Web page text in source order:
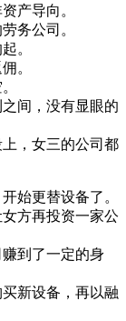
产导向。
务公司。
。
。
间，没有显眼的
，女三的公司都
始更替设备了。
方再投资一家公
到了一定的身
新设备，再以融